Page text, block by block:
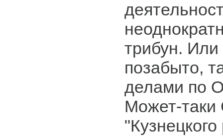
трибун.
позабыто,
делами по
Может-